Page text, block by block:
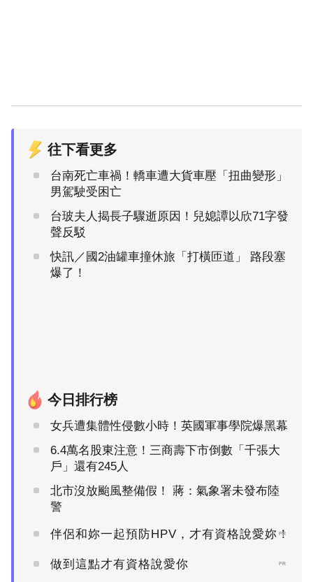
往下看更多
台南死亡車禍！轎車遭大貨車壓「扭曲變形」
男駕駛受困亡
台玻夫人揭長子驟逝原因！兒媳譚以欣71字發
聲反駁
快訊／國2油罐車撞休旅「打橫匝道」 路段塞
爆了！
今日排行榜
女兵遭集體性侵數小時！英國軍事學院爆黑幕
6.4萬名股東注意！三商壽下市倒數「千張大
戶」還有245人
北市沒放颱風整備假！ 蔣：氣象署未發布陸
警
伴侶和妳一起預防HPV，才有資格說愛妳！
PR
做到這點才有資格說愛你 PR